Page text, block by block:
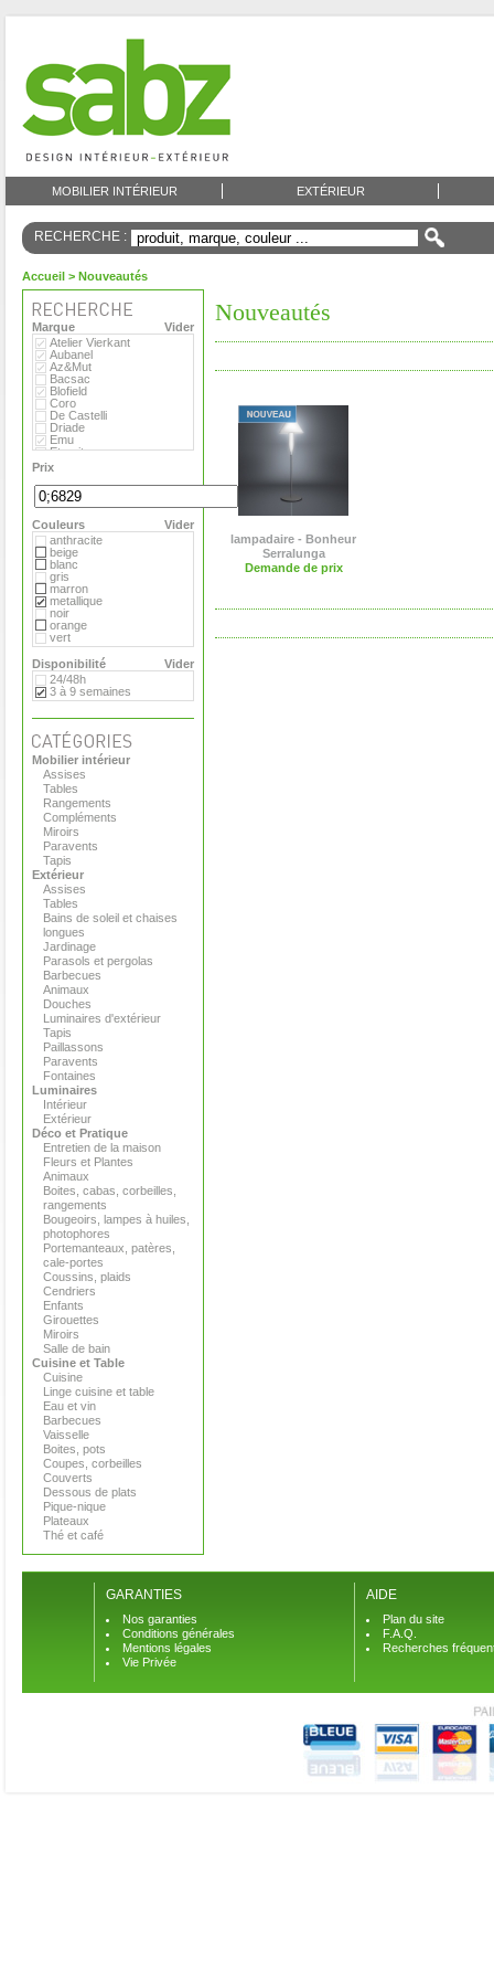
MOBILIER INTÉRIEUR EXTÉRIEUR
RECHERCHE :
Accueil > Nouveautés
Vider
Marque
Atelier Vierkant
Aubanel
Az&Mut
Bacsac
Blofield
Coro
De Castelli
Driade
Emu
Eternit
Eva Solo
Extremis
Fermob
Flora
Gandia Blasco
Magis
Paola Lenti
Roger Pradier
Royal VKB
Serralunga
Sywawa
Tribu
Versus
Virages
Prix
Vider
Couleurs
anthracite
beige
blanc
gris
marron
metallique
noir
orange
vert
Vider
Disponibilité
24/48h
3 à 9 semaines
Mobilier intérieur
Assises
Tables
Rangements
Compléments
Miroirs
Paravents
Tapis
Extérieur
Assises
Tables
Bains de soleil et chaises
longues
Jardinage
Parasols et pergolas
Barbecues
Animaux
Douches
Luminaires d'extérieur
Tapis
Paillassons
Paravents
Fontaines
Luminaires
Intérieur
Extérieur
Déco et Pratique
Entretien de la maison
Fleurs et Plantes
Animaux
Boites, cabas, corbeilles,
rangements
Bougeoirs, lampes à huiles,
photophores
Portemanteaux, patères,
cale-portes
Coussins, plaids
Cendriers
Enfants
Girouettes
Miroirs
Salle de bain
Cuisine et Table
Cuisine
Linge cuisine et table
Eau et vin
Barbecues
Vaisselle
Boites, pots
Coupes, corbeilles
Couverts
Dessous de plats
Pique-nique
Plateaux
Thé et café
Nouveautés
lampadaire - Bonheur
Serralunga
Demande de prix
GARANTIES
Nos garanties
Conditions générales
Mentions légales
Vie Privée
AIDE
Plan du site
F.A.Q.
Recherches